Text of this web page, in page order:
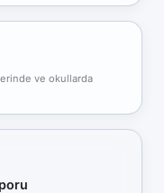
ve okullarda